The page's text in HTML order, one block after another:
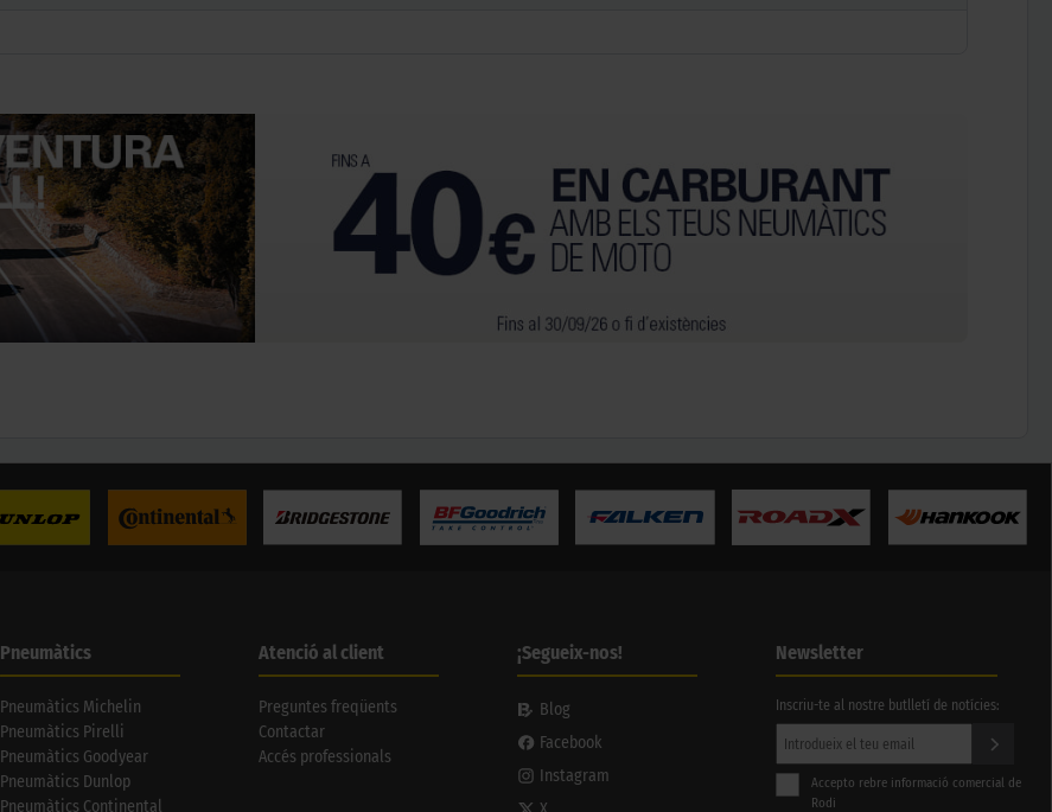
Pneumàtics
Pneumàtics Michelin
Pneumàtics Pirelli
Pneumàtics Goodyear
Pneumàtics Dunlop
Pneumàtics Continental
Atenció al client
Preguntes freqüents
Contactar
Accés professionals
¡Segueix-nos!
Blog
Facebook
Instagram
Newsletter
Inscriu-te al nostre butlletí de notícies:
Accepto rebre informació comercial de
Rodi